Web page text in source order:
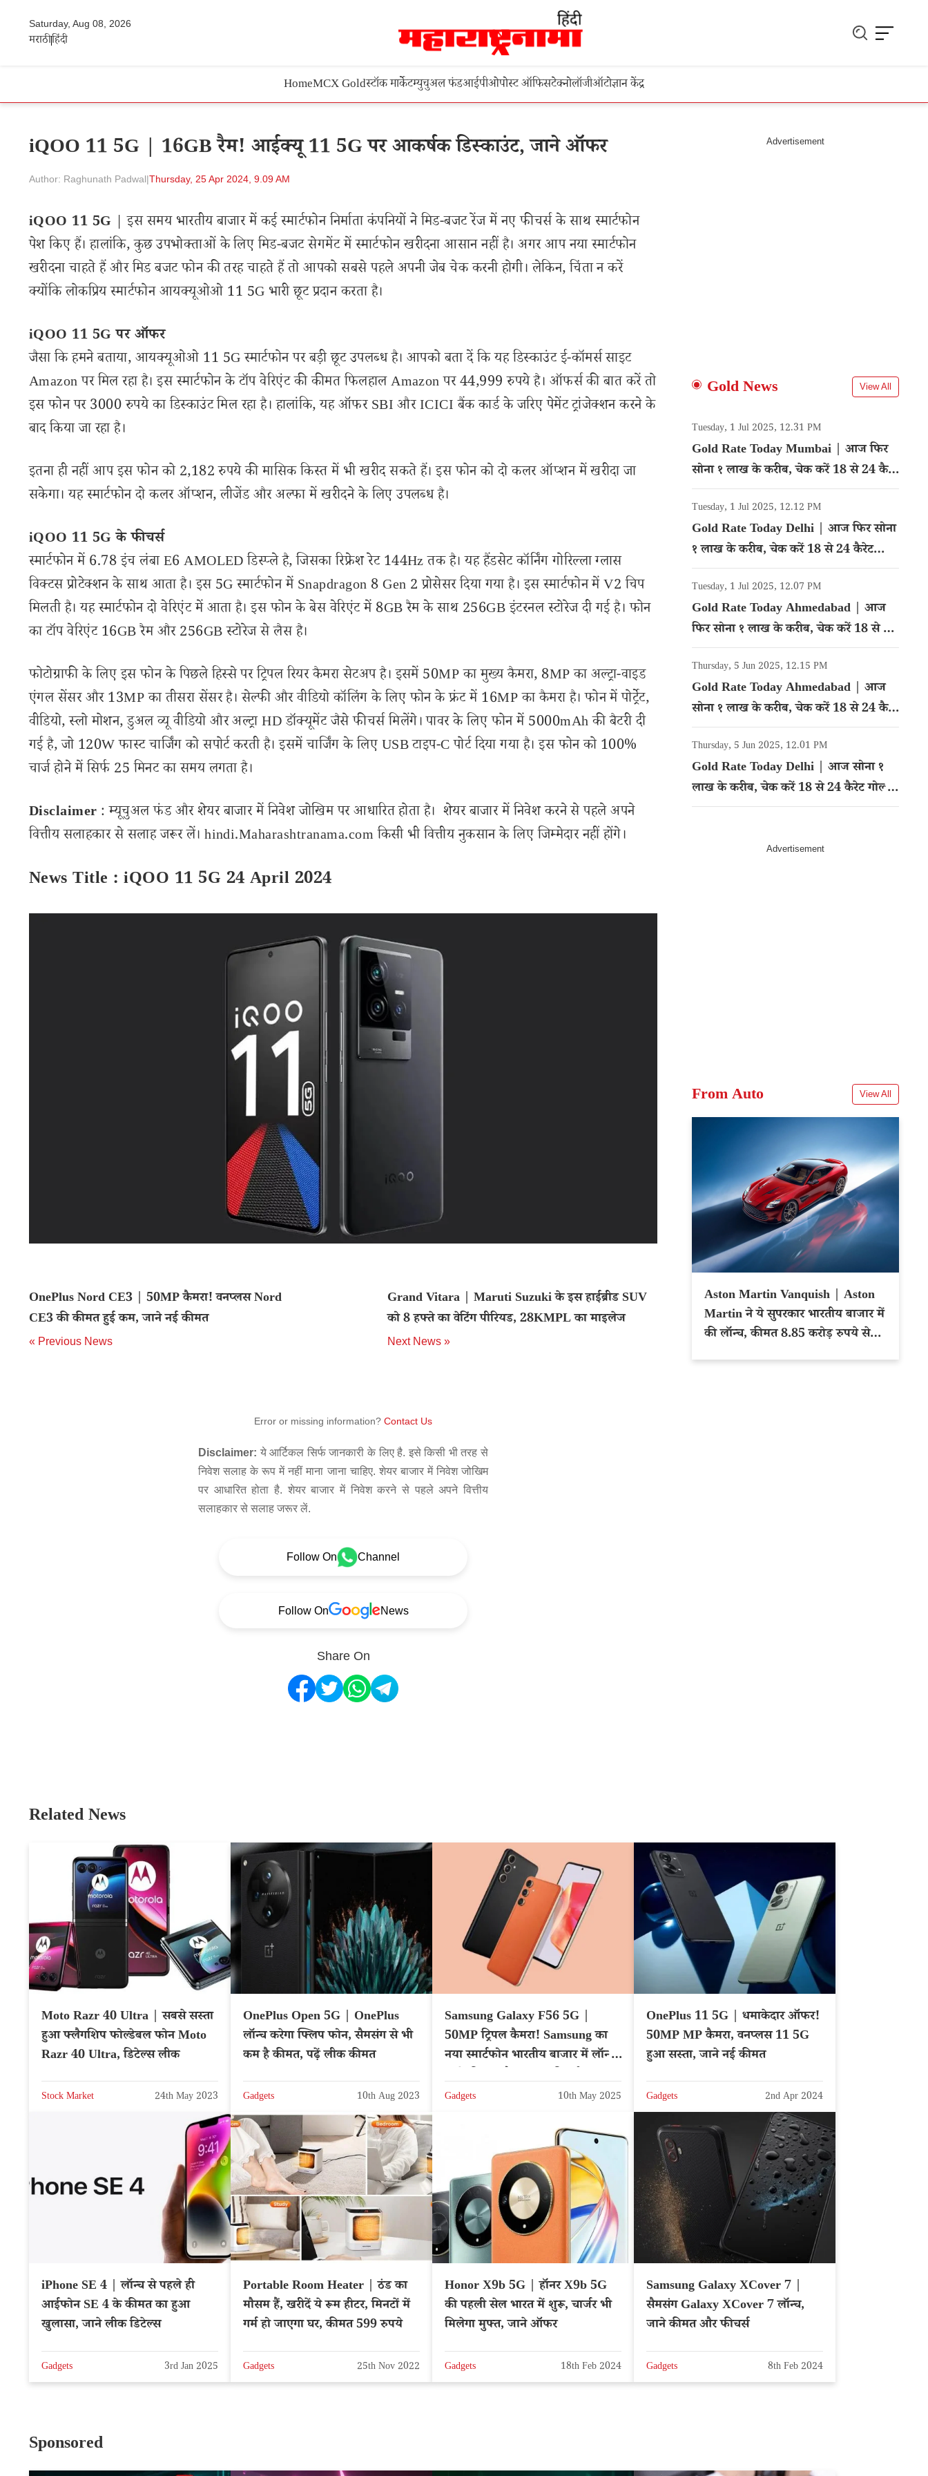
Saturday, Aug 08, 2026
मराठीहिंदी
HomeMCX Goldस्टॉक मार्केटम्युचुअल फंडआईपीओपोस्ट ऑफिसटेक्नोलॉजीऑटोज्ञान केंद्र
iQOO 11 5G | 16GB रैम! आईक्यू 11 5G पर आकर्षक डिस्काउंट, जाने ऑफर
Author: Raghunath Padwal|Thursday, 25 Apr 2024, 9.09 AM
iQOO 11 5G | इस समय भारतीय बाजार में कई स्मार्टफोन निर्माता कंपनियों ने मिड-बजट रेंज में नए फीचर्स के साथ स्मार्टफोन
पेश किए हैं। हालांकि, कुछ उपभोक्ताओं के लिए मिड-बजट सेगमेंट में स्मार्टफोन खरीदना आसान नहीं है। अगर आप नया स्मार्टफोन
खरीदना चाहते हैं और मिड बजट फोन की तरह चाहते हैं तो आपको सबसे पहले अपनी जेब चेक करनी होगी। लेकिन, चिंता न करें
क्योंकि लोकप्रिय स्मार्टफोन आयक्यूओओ 11 5G भारी छूट प्रदान करता है।
iQOO 11 5G पर ऑफर
जैसा कि हमने बताया, आयक्यूओओ 11 5G स्मार्टफोन पर बड़ी छूट उपलब्ध है। आपको बता दें कि यह डिस्काउंट ई-कॉमर्स साइट
Amazon पर मिल रहा है। इस स्मार्टफोन के टॉप वेरिएंट की कीमत फिलहाल Amazon पर 44,999 रुपये है। ऑफर्स की बात करें तो
इस फोन पर 3000 रुपये का डिस्काउंट मिल रहा है। हालांकि, यह ऑफर SBI और ICICI बैंक कार्ड के जरिए पेमेंट ट्रांजेक्शन करने के
बाद किया जा रहा है।
इतना ही नहीं आप इस फोन को 2,182 रुपये की मासिक किस्त में भी खरीद सकते हैं। इस फोन को दो कलर ऑप्शन में खरीदा जा
सकेगा। यह स्मार्टफोन दो कलर ऑप्शन, लीजेंड और अल्फा में खरीदने के लिए उपलब्ध है।
iQOO 11 5G के फीचर्स
स्मार्टफोन में 6.78 इंच लंबा E6 AMOLED डिस्प्ले है, जिसका रिफ्रेश रेट 144Hz तक है। यह हैंडसेट कॉर्निंग गोरिल्ला ग्लास
विक्टस प्रोटेक्शन के साथ आता है। इस 5G स्मार्टफोन में Snapdragon 8 Gen 2 प्रोसेसर दिया गया है। इस स्मार्टफोन में V2 चिप
मिलती है। यह स्मार्टफोन दो वेरिएंट में आता है। इस फोन के बेस वेरिएंट में 8GB रैम के साथ 256GB इंटरनल स्टोरेज दी गई है। फोन
का टॉप वेरिएंट 16GB रैम और 256GB स्टोरेज से लैस है।
फोटोग्राफी के लिए इस फोन के पिछले हिस्से पर ट्रिपल रियर कैमरा सेटअप है। इसमें 50MP का मुख्य कैमरा, 8MP का अल्ट्रा-वाइड
एंगल सेंसर और 13MP का तीसरा सेंसर है। सेल्फी और वीडियो कॉलिंग के लिए फोन के फ्रंट में 16MP का कैमरा है। फोन में पोर्ट्रेट,
वीडियो, स्लो मोशन, डुअल व्यू वीडियो और अल्ट्रा HD डॉक्यूमेंट जैसे फीचर्स मिलेंगे। पावर के लिए फोन में 5000mAh की बैटरी दी
गई है, जो 120W फास्ट चार्जिंग को सपोर्ट करती है। इसमें चार्जिंग के लिए USB टाइप-C पोर्ट दिया गया है। इस फोन को 100%
चार्ज होने में सिर्फ 25 मिनट का समय लगता है।
Disclaimer : म्यूचुअल फंड और शेयर बाजार में निवेश जोखिम पर आधारित होता है। शेयर बाजार में निवेश करने से पहले अपने
वित्तीय सलाहकार से सलाह जरूर लें। hindi.Maharashtranama.com किसी भी वित्तीय नुकसान के लिए जिम्मेदार नहीं होंगे।
News Title : iQOO 11 5G 24 April 2024
OnePlus Nord CE3 | 50MP कैमरा! वनप्लस Nord
CE3 की कीमत हुई कम, जाने नई कीमत
« Previous News
Grand Vitara | Maruti Suzuki के इस हाईब्रीड SUV
को 8 हफ्ते का वेटिंग पीरियड, 28KMPL का माइलेज
Next News »
Error or missing information? Contact Us
Disclaimer: ये आर्टिकल सिर्फ जानकारी के लिए है. इसे किसी भी तरह से
निवेश सलाह के रूप में नहीं माना जाना चाहिए. शेयर बाजार में निवेश जोखिम
पर आधारित होता है. शेयर बाजार में निवेश करने से पहले अपने वित्तीय
सलाहकार से सलाह जरूर लें.
Follow On Channel
Follow On News
Share On
Gold News View All
Tuesday, 1 Jul 2025, 12.31 PM
Gold Rate Today Mumbai | आज फिर
सोना १ लाख के करीब, चेक करें 18 से 24 कैरेट
गोल्ड का रेट
Tuesday, 1 Jul 2025, 12.12 PM
Gold Rate Today Delhi | आज फिर सोना
१ लाख के करीब, चेक करें 18 से 24 कैरेट
गोल्ड का रेट
Tuesday, 1 Jul 2025, 12.07 PM
Gold Rate Today Ahmedabad | आज
फिर सोना १ लाख के करीब, चेक करें 18 से 24
कैरेट गोल्ड का रेट
Thursday, 5 Jun 2025, 12.15 PM
Gold Rate Today Ahmedabad | आज
सोना १ लाख के करीब, चेक करें 18 से 24 कैरेट
गोल्ड का रेट
Thursday, 5 Jun 2025, 12.01 PM
Gold Rate Today Delhi | आज सोना १
लाख के करीब, चेक करें 18 से 24 कैरेट गोल्ड
का रेट
From Auto View All
Aston Martin Vanquish | Aston
Martin ने ये सुपरकार भारतीय बाजार में
की लॉन्च, कीमत 8.85 करोड़ रुपये से
Related News
Moto Razr 40 Ultra | सबसे सस्ता
हुआ फ्लैगशिप फोल्डेबल फोन Moto
Razr 40 Ultra, डिटेल्स लीक
Stock Market 24th May 2023
OnePlus Open 5G | OnePlus
लॉन्च करेगा फ्लिप फोन, सैमसंग से भी
कम है कीमत, पढ़ें लीक कीमत
Gadgets 10th Aug 2023
Samsung Galaxy F56 5G |
50MP ट्रिपल कैमरा! Samsung का
नया स्मार्टफोन भारतीय बाजार में लॉन्च,
Gadgets 10th May 2025
OnePlus 11 5G | धमाकेदार ऑफर!
50MP MP कैमरा, वनप्लस 11 5G
हुआ सस्ता, जाने नई कीमत
Gadgets 2nd Apr 2024
iPhone SE 4 | लॉन्च से पहले ही
आईफोन SE 4 के कीमत का हुआ
खुलासा, जाने लीक डिटेल्स
Gadgets 3rd Jan 2025
Portable Room Heater | ठंड का
मौसम हैं, खरीदें ये रूम हीटर, मिनटों में
गर्म हो जाएगा घर, कीमत 599 रुपये
Gadgets 25th Nov 2022
Honor X9b 5G | हॉनर X9b 5G
की पहली सेल भारत में शुरू, चार्जर भी
मिलेगा मुफ्त, जाने ऑफर
Gadgets 18th Feb 2024
Samsung Galaxy XCover 7 |
सैमसंग Galaxy XCover 7 लॉन्च,
जाने कीमत और फीचर्स
Gadgets 8th Feb 2024
Sponsored